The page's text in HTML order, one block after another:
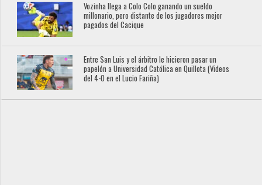
Vozinha llega a Colo Colo ganando un sueldo
millonario, pero distante de los jugadores mejor
pagados del Cacique
Entre San Luis y el árbitro le hicieron pasar un
papelón a Universidad Católica en Quillota (Videos
del 4-0 en el Lucio Fariña)